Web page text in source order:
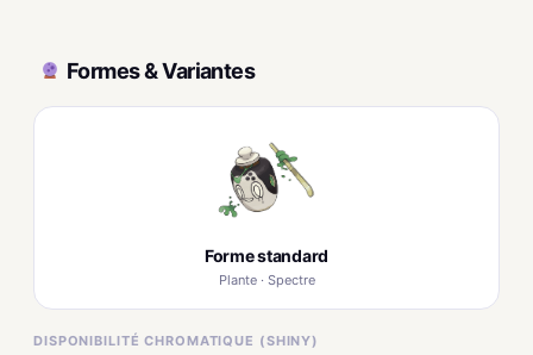
Formes & Variantes
Forme standard
Plante · Spectre
DISPONIBILITÉ CHROMATIQUE (SHINY)